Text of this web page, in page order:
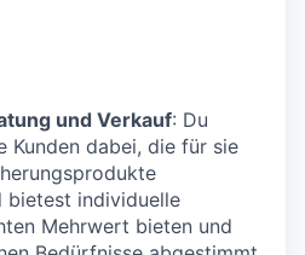
und Verkauf: Du
Kunden dabei, die für sie
bietest individuelle
Mehrwert bieten und